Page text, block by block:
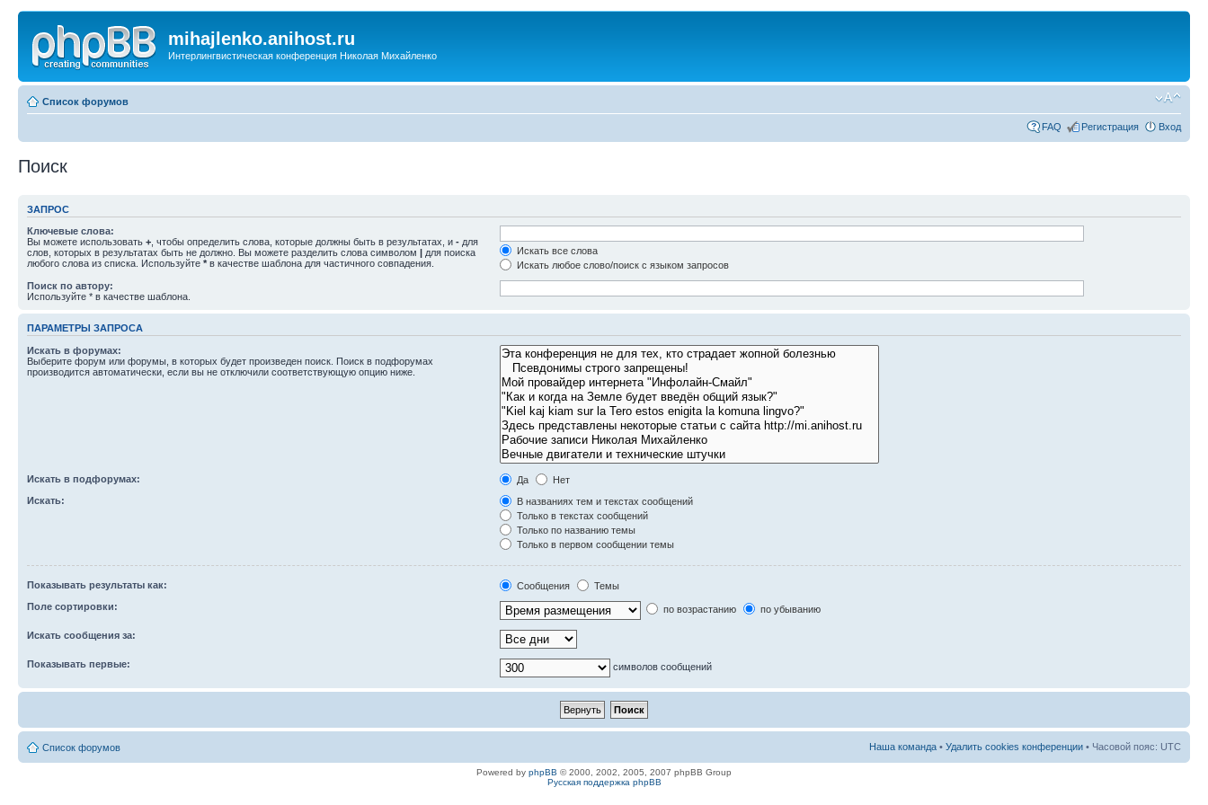
mihajlenko.anihost.ru
Интерлингвистическая конференция Николая Михайленко
Список форумов
FAQ Регистрация Вход
Поиск
ЗАПРОС
Ключевые слова:
Вы можете использовать + , чтобы определить слова, которые должны быть в результатах, и - для
слов, которых в результатах быть не должно. Вы можете разделить слова символом | для поиска
любого слова из списка. Используйте * в качестве шаблона для частичного совпадения.
Искать все слова
Искать любое слово/поиск с языком запросов
Поиск по автору:
Используйте * в качестве шаблона.
ПАРАМЕТРЫ ЗАПРОСА
Искать в форумах:
Выберите форум или форумы, в которых будет произведен поиск. Поиск в подфорумах
производится автоматически, если вы не отключили соответствующую опцию ниже.
Искать в подфорумах: Да
Нет
Искать:
В названиях тем и текстах сообщений
Только в текстах сообщений
Только по названию темы
Только в первом сообщении темы
Показывать результаты как: Сообщения
Темы
Поле сортировки:
по возрастанию по убыванию
Искать сообщения за:
Показывать первые: символов сообщений
Список форумов Наша команда • Удалить cookies конференции • Часовой пояс: UTC
Powered by phpBB © 2000, 2002, 2005, 2007 phpBB Group
Русская поддержка phpBB